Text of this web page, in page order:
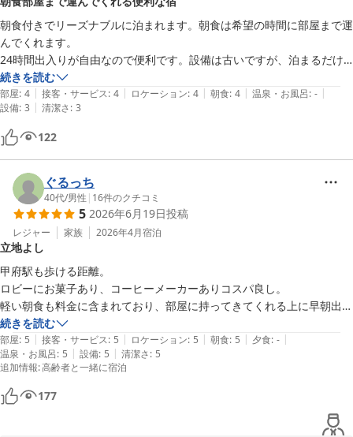
朝食付きでリーズナブルに泊まれます。朝食は希望の時間に部屋まで運
んでくれます。
24時間出入りが自由なので便利です。設備は古いですが、泊まるだけ
なのであまり気になりません。
続きを読む
部屋: 4 | 接客・サービス: 4 | ロケーション: 4 | 朝食: 4 | 温泉・お風呂: - |
設備: 3 | 清潔さ: 3
122
ぐるっち
40代/男性 | 16件のクチコミ
5 2026年6月19日投稿
レジャー 家族 2026年4月宿泊
立地よし
甲府駅も歩ける距離。
ロビーにお菓子あり、コーヒーメーカーありコスパ良し。
軽い朝食も料金に含まれており、部屋に持ってきてくれる上に早朝出発
にも応えてくれる。
また利用したい。
続きを読む
部屋: 5 | 接客・サービス: 5 | ロケーション: 5 | 朝食: 5 | 夕食: - |
温泉・お風呂: 5 | 設備: 5 | 清潔さ: 5
追加情報:高齢者と一緒に宿泊
177